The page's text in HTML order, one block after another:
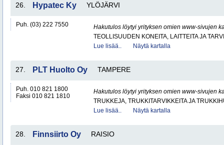
26. Hypatec Ky YLÖJÄRVI
Puh. (03) 222 7550
Hakutulos löytyi yrityksen omien www-sivujen
TEOLLISUUDEN KONEITA, LAITTEITA JA
Lue lisää..
Näytä kartalla
27. PLT Huolto Oy TAMPERE
Puh. 010 821 1800
Faksi 010 821 1810
Hakutulos löytyi yrityksen omien www-sivujen
TRUKKEJA, TRUKKITARVIKKEITA JA
Lue lisää..
Näytä kartalla
28. Finnsiirto Oy RAISIO